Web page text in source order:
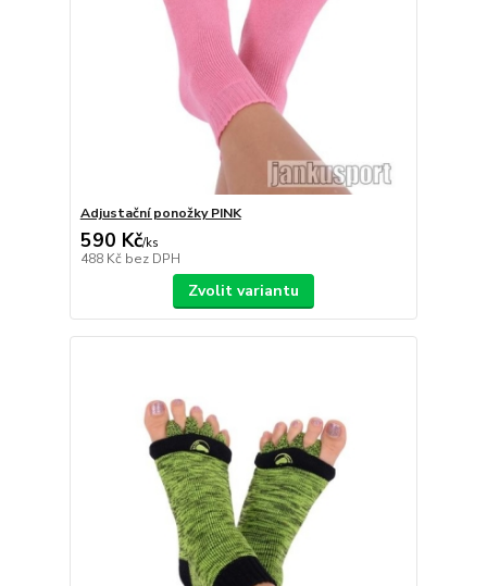
Adjustační ponožky PINK
590 Kč/ks
488 Kč bez DPH
Zvolit variantu